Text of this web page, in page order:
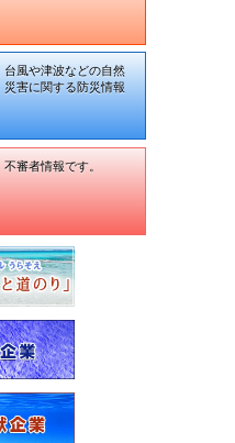
台風や津波などの自然
災害に関する防災情報
不審者情報です。